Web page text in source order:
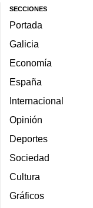
SECCIONES
Portada
Galicia
Economía
España
Internacional
Opinión
Deportes
Sociedad
Cultura
Gráficos